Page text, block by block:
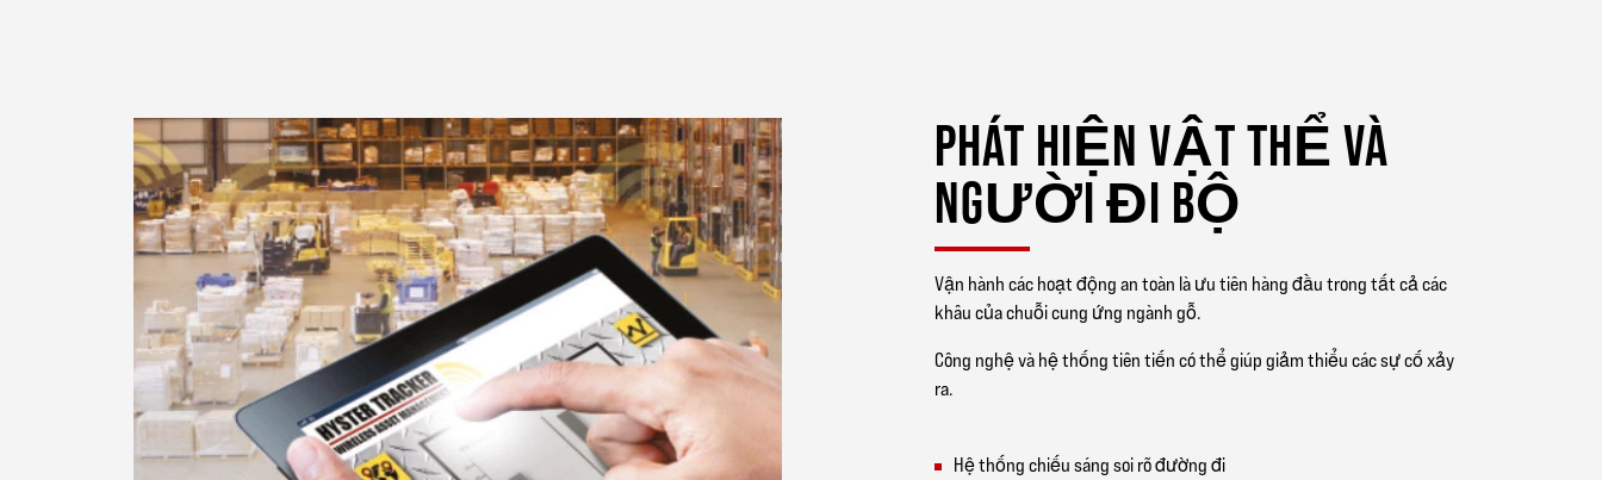
PHÁT HIỆN VẬT THỂ VÀ
NGƯỜI ĐI BỘ
Vận hành các hoạt động an toàn là ưu tiên hàng đầu trong tất cả các
khâu của chuỗi cung ứng ngành gỗ.
Công nghệ và hệ thống tiên tiến có thể giúp giảm thiểu các sự cố xảy
ra.
Hệ thống chiếu sáng soi rõ đường đi